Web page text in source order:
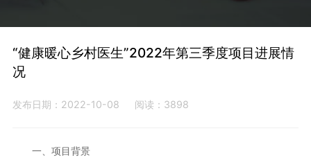
“健康暖心乡村医生”2022年第三季度项目进展情
况
发布日期：2022-10-08 阅读：3898
一、项目背景